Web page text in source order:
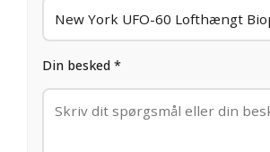
Din besked *